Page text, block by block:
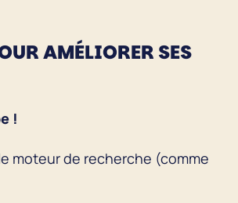
AMÉLIORER SES
!
moteur de recherche (comme